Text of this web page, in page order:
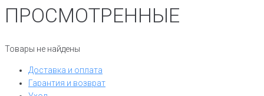
ПРОСМОТРЕННЫЕ
Товары не найдены
Доставка и оплата
Гарантия и возврат